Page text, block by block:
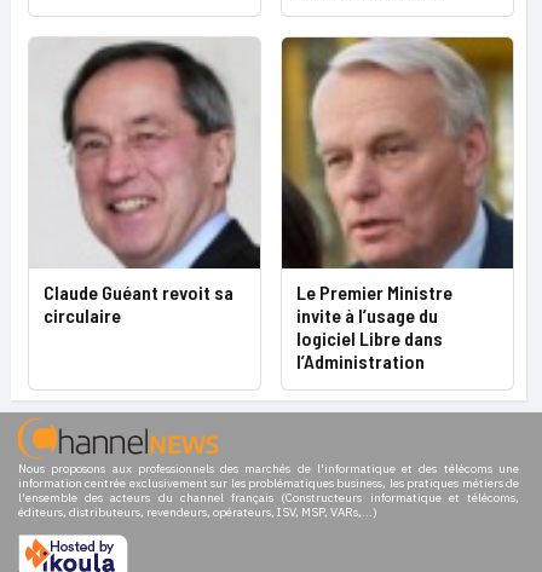
Claude Guéant revoit sa
circulaire
Le Premier Ministre
invite à l’usage du
logiciel Libre dans
l’Administration
Nous proposons aux professionnels des marchés de l'informatique et des télécoms une
information centrée exclusivement sur les problématiques business, les pratiques métiers de
l'ensemble des acteurs du channel français (Constructeurs informatique et télécoms,
éditeurs, distributeurs, revendeurs, opérateurs, ISV, MSP, VARs,...)